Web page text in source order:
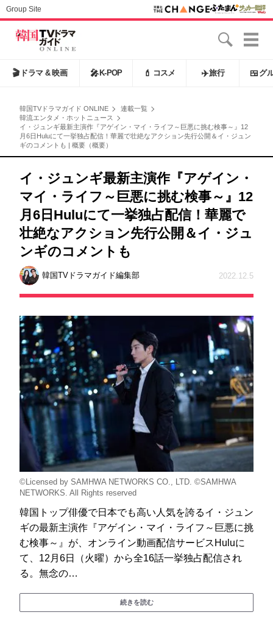
Group Site
🎬 ドラマ & 映画 🎤 K-POP 💄 コスメ ✈️旅行 🍱 グ
韓国TVドラマガイド ONLINE
連載一覧
韓流エンタメ・ホットニュース
イ・ジュンギ最新主演作『アゲイン・マイ・ライフ～巨悪に挑む検事～』12
月6日Huluにて一挙独占配信！華麗で壮絶なアクション先行公開＆イ・ジュン
ギのコメントも | 概要（概要）
イ・ジュンギ最新主演作『アゲイン・
マイ・ライフ～巨悪に挑む検事～』12
月6日Huluにて一挙独占配信！華麗で
壮絶なアクション先行公開＆イ・ジュ
ンギのコメントも
韓国TVドラマガイド編集部 2022.12.5
©Licensed by SAMHWA NETWORKS CO., LTD. ©SAMHWA
NETWORKS. All Rights reserved
韓国トップ俳優で日本でも高い人気を誇るイ・ジュン
ギの最新主演作『アゲイン・マイ・ライフ～巨悪に挑
む検事～』が、オンライン動画配信サービスHuluに
て、12月6日（火曜）から全16話一挙独占配信され
る。無念の…
続きを読む